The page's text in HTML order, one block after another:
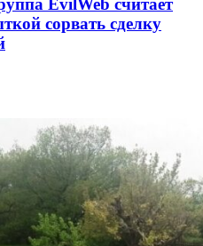
EvilWeb считает
сорвать сделку